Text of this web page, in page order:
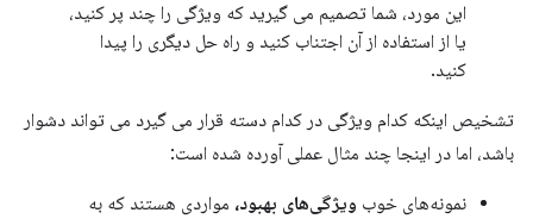
این مورد، شما تصمیم می گیرید که ویژگی را چند پر کنید،
یا از استفاده از آن اجتناب کنید و راه حل دیگری را پیدا
کنید.
تشخیص اینکه کدام ویژگی در کدام دسته قرار می گیرد می تواند دشوار
باشد، اما در اینجا چند مثال عملی آورده شده است:
نمونه‌های خوب ویژگی‌های بهبود، مواردی هستند که به